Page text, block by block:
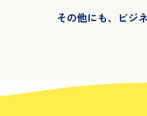
その他にも、ビジ